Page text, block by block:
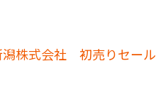
潟株式会社 初売りセール